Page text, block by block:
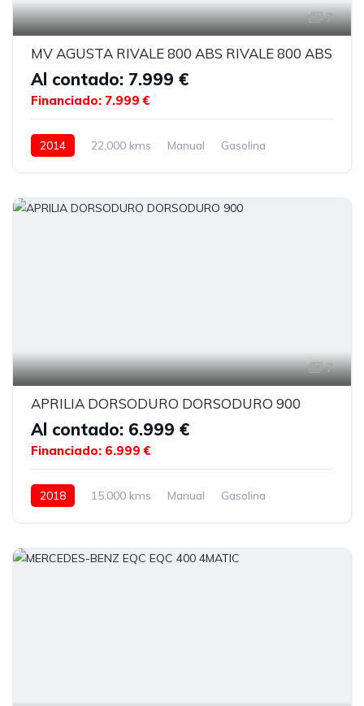
7
MV AGUSTA RIVALE 800 ABS RIVALE 800 ABS
Al contado: 7.999 €
Financiado: 7.999 €
2014 22.000 kms Manual Gasolina
7
APRILIA DORSODURO DORSODURO 900
Al contado: 6.999 €
Financiado: 6.999 €
2018 15.000 kms Manual Gasolina